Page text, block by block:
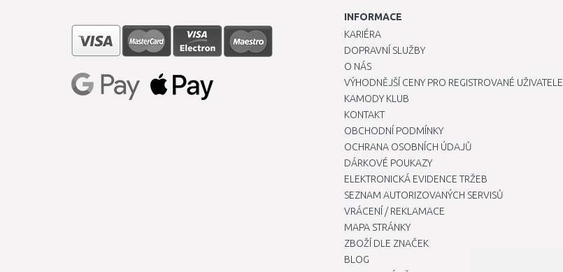
INFORMACE
KARIÉRA
DOPRAVNÍ SLUŽBY
O NÁS
VÝHODNĚJŠÍ CENY PRO REGISTROVANÉ UŽIVATELE
KAMODY KLUB
KONTAKT
OBCHODNÍ PODMÍNKY
OCHRANA OSOBNÍCH ÚDAJŮ
DÁRKOVÉ POUKAZY
ELEKTRONICKÁ EVIDENCE TRŽEB
SEZNAM AUTORIZOVANÝCH SERVISŮ
VRÁCENÍ / REKLAMACE
MAPA STRÁNKY
ZBOŽÍ DLE ZNAČEK
BLOG